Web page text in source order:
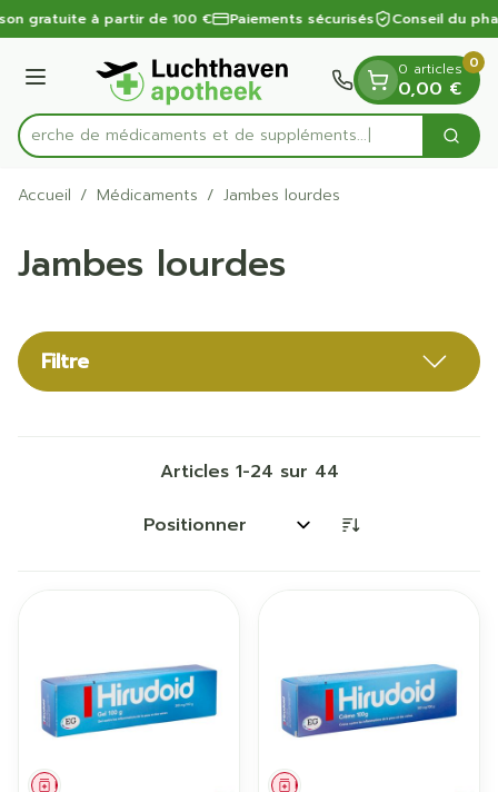
Aller au contenu
1 de 1
gratuite à partir de 100 € Paiements sécurisés Conseil du
Menu
Rechercher
Recherche de médicaments
0 articles
0,00 €
0
Accueil / Médicaments / Jambes lourdes
Jambes lourdes
Filtre
Articles 1-24 sur 44
Trier par:
Médicament Médicament